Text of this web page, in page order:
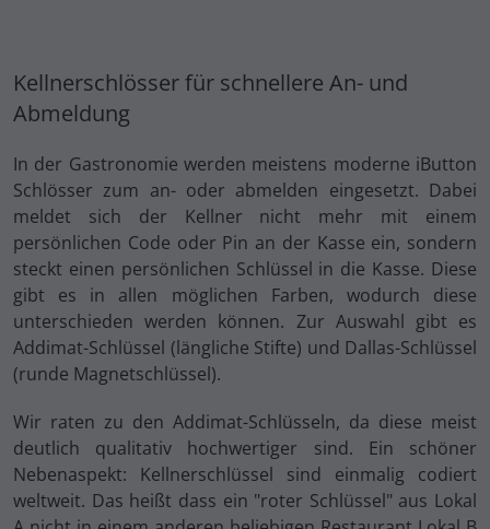
Kellnerschlösser für schnellere An- und
Abmeldung
In der Gastronomie werden meistens moderne iButton
Schlösser zum an- oder abmelden eingesetzt. Dabei
meldet sich der Kellner nicht mehr mit einem
persönlichen Code oder Pin an der Kasse ein, sondern
steckt einen persönlichen Schlüssel in die Kasse. Diese
gibt es in allen möglichen Farben, wodurch diese
unterschieden werden können. Zur Auswahl gibt es
Addimat-Schlüssel (längliche Stifte) und Dallas-Schlüssel
(runde Magnetschlüssel).
Wir raten zu den Addimat-Schlüsseln, da diese meist
deutlich qualitativ hochwertiger sind. Ein schöner
Nebenaspekt: Kellnerschlüssel sind einmalig codiert
weltweit. Das heißt dass ein "roter Schlüssel" aus Lokal